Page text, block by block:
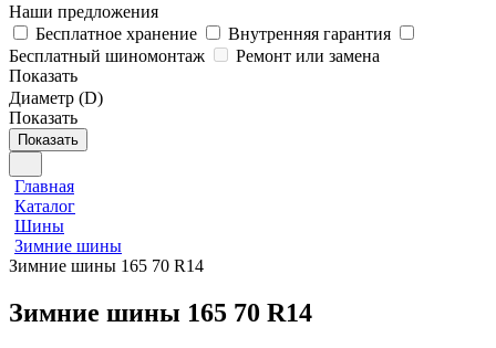
Наши предложения
Бесплатное хранение
Внутренняя гарантия
Бесплатный шиномонтаж
Ремонт или замена
Показать
Диаметр (D)
Показать
Показать
Главная
Каталог
Шины
Зимние шины
Зимние шины 165 70 R14
Зимние шины 165 70 R14